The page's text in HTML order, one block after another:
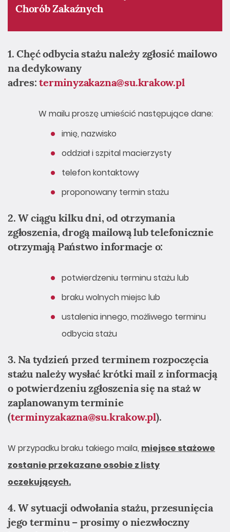
Chorób Zakaźnych
1. Chęć odbycia stażu należy zgłosić mailowo
na dedykowany
adres:terminyzakazna@su.krakow.pl
W mailu proszę umieścić następujące dane:
imię, nazwisko
oddział i szpital macierzysty
telefon kontaktowy
proponowany termin stażu
2. W ciągu kilku dni, od otrzymania
zgłoszenia, drogą mailową lub telefonicznie
otrzymają Państwo informacje o:
potwierdzeniu terminu stażu lub
braku wolnych miejsc lub
ustalenia innego, możliwego terminu
odbycia stażu
3. Na tydzień przed terminem rozpoczęcia
stażu należy wysłać krótki mail z informacją
o potwierdzeniu zgłoszenia się na staż w
zaplanowanym terminie
(terminyzakazna@su.krakow.pl).
W przypadku braku takiego maila, miejsce stażowe
zostanie przekazane osobie z listy
oczekujących.
4. W sytuacji odwołania stażu, przesunięcia
jego terminu – prosimy o niezwłoczny